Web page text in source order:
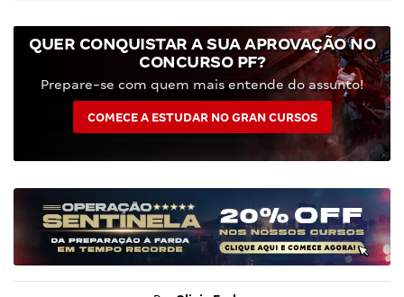
QUER CONQUISTAR A SUA APROVAÇÃO NO
CONCURSO PF?
Prepare-se com quem mais entende do assunto!
COMECE A ESTUDAR NO GRAN CURSOS